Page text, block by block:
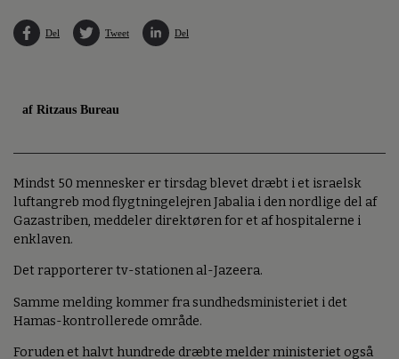
Del Tweet Del
af Ritzaus Bureau
Mindst 50 mennesker er tirsdag blevet dræbt i et israelsk
luftangreb mod flygtningelejren Jabalia i den nordlige del af
Gazastriben, meddeler direktøren for et af hospitalerne i
enklaven.
Det rapporterer tv-stationen al-Jazeera.
Samme melding kommer fra sundhedsministeriet i det
Hamas-kontrollerede område.
Foruden et halvt hundrede dræbte melder ministeriet også